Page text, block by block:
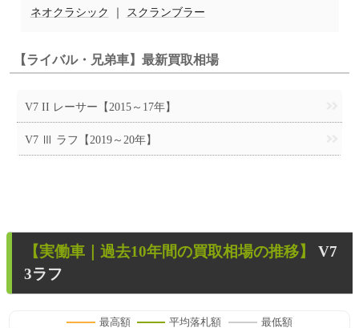
ネオクラシック ｜ スクランブラー
【ライバル・兄弟車】最新買取相場
V7 II レーサー【2015～17年】
V7 Ⅲ ラフ【2019～20年】
【実働車 ｜過去10年間の買取相場の推移】 V7
3ラフ
最高額 平均落札額 最低額